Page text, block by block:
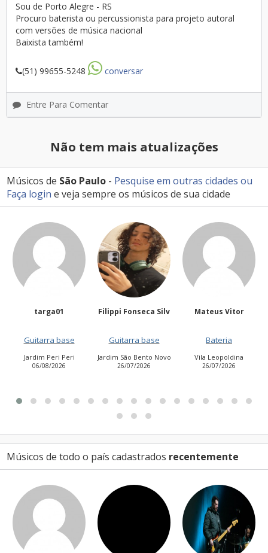
Sou de Porto Alegre - RS
Procuro baterista ou percussionista para projeto autoral
com versões de música nacional
Baixista também!
(51) 99655-5248 conversar
Entre Para Comentar
Não tem mais atualizações
Músicos de São Paulo - Pesquise em outras cidades ou
Faça login e veja sempre os músicos de sua cidade
Filippi Fonseca Silv
Guitarra base
Jardim São Bento Novo
26/07/2026
Mateus Vitor
Bateria
Vila Leopoldina
26/07/2026
Anailuj Avlis
Vocalista - Baixo
Jardim Aurora (Zona
Leste)
Músicos de todo o país cadastrados recentemente